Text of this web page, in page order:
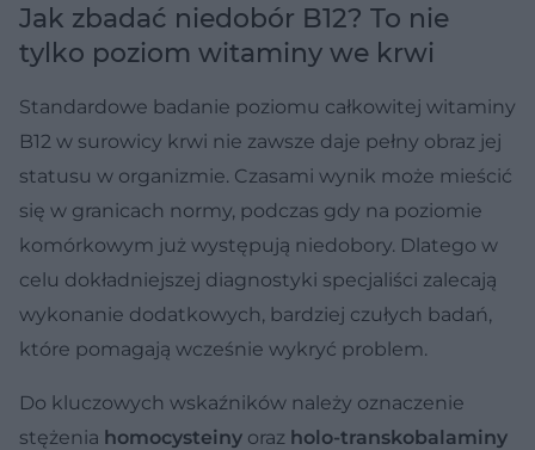
Jak zbadać niedobór B12? To nie
tylko poziom witaminy we krwi
Standardowe badanie poziomu całkowitej witaminy
B12 w surowicy krwi nie zawsze daje pełny obraz jej
statusu w organizmie. Czasami wynik może mieścić
się w granicach normy, podczas gdy na poziomie
komórkowym już występują niedobory. Dlatego w
celu dokładniejszej diagnostyki specjaliści zalecają
wykonanie dodatkowych, bardziej czułych badań,
które pomagają wcześnie wykryć problem.
Do kluczowych wskaźników należy oznaczenie
stężenia homocysteiny oraz holo-transkobalaminy